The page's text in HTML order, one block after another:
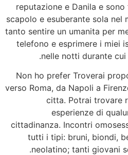
reputazione e Danila e
scapolo e esuberante sola nel
tanto sentire un umanita per
telefono e esprimere i miei
nelle notti durante
Non ho prefer Troverai
verso Roma, da Napoli a
citta. Potrai trovare
esperienze di
cittadinanza. Incontri
tutti i tipi: bruni, biondi,
neolatino; tanti giovani